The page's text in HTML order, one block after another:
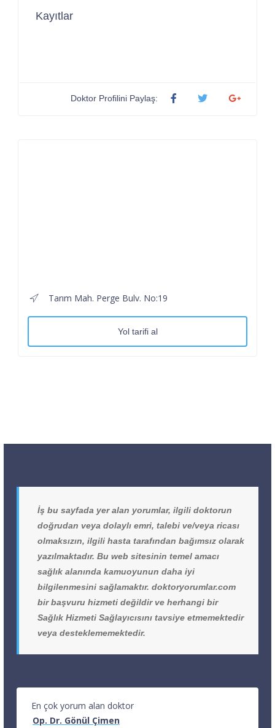
Kayıtlar
Doktor Profilini Paylaş:
Tarım Mah. Perge Bulv. No:19
Yol tarifi al
İş bu sayfada yer alan yorumlar, ilgili doktorun
doğrudan veya dolaylı emri, talebi ve/veya ricası
olmaksızın, ilgili hasta tarafından bağımsız olarak
yazılmaktadır. Bu web sitesinin temel amacı
sağlık alanında kamuoyunun daha iyi
bilgilenmesini sağlamaktır. doktoryorumlar.com
bir başvuru hizmeti değildir ve herhangi bir
Sağlık Hizmeti Sağlayıcısını tavsiye etmemektedir
veya desteklememektedir.
En çok yorum alan doktor
Op. Dr. Gönül Çimen